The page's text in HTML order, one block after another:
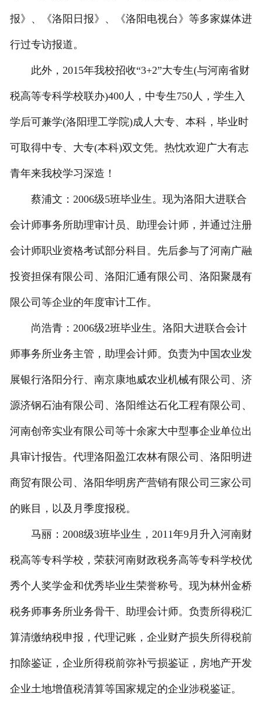
报》、《洛阳日报》、《洛阳电视台》等多家媒体进
行过专访报道。
此外，2015年我校招收“3+2”大专生(与河南省财
税高等专科学校联办)400人，中专生750人，学生入
学后可兼学(洛阳理工学院)成人大专、本科，毕业时
可取得中专、大专(本科)双文凭。热忱欢迎广大有志
青年来我校学习深造！
蔡浦文：2006级5班毕业生。现为洛阳大进联合
会计师事务所助理审计员、助理会计师，并通过注册
会计师职业资格考试部分科目。先后参与了河南广融
投资担保有限公司、洛阳汇通有限公司、洛阳聚晟有
限公司等企业的年度审计工作。
尚浩青：2006级2班毕业生。洛阳大进联合会计
师事务所业务主管，助理会计师。负责为中国农业发
展银行洛阳分行、南京康地威农业机械有限公司、济
源济钢石油有限公司、洛阳维达石化工程有限公司、
河南创帝实业有限公司等十余家大中型事企业单位出
具审计报告。代理洛阳盈江农林有限公司、洛阳明进
商贸有限公司、洛阳华明房产营销有限公司三家公司
的账目，以及月季度报税。
马丽：2008级3班毕业生，2011年9月升入河南财
税高等专科学校，荣获河南财政税务高等专科学校优
秀个人奖学金和优秀毕业生荣誉称号。现为林州金桥
税务师事务所业务骨干、助理会计师。负责所得税汇
算清缴纳税申报，代理记账，企业财产损失所得税前
扣除鉴证，企业所得税前弥补亏损鉴证，房地产开发
企业土地增值税清算等国家规定的企业涉税鉴证。